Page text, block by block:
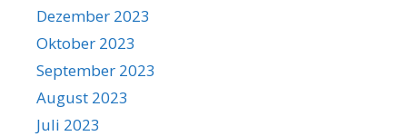
Dezember 2023
Oktober 2023
September 2023
August 2023
Juli 2023